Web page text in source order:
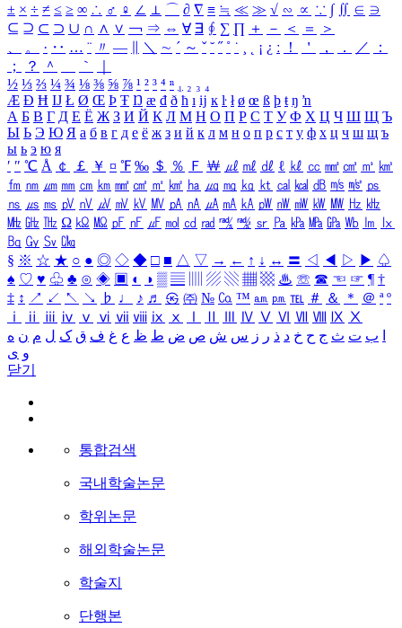
± × ÷ ≠ ≤ ≥ ∞ ∴ ♂ ♀ ∠ ⊥ ⌒ ∂ ∇ ≡ ≒ ≪ ≫ √ ∽ ∝ ∵ ∫ ∬ ∈ ∋
⊆ ⊇ ⊂ ⊃ ∪ ∩ ∧ ∨ ￢ ⇒ ⇔ ∀ ∃ ∮ ∑ ∏ ＋ － ＜ ＝
＞
、
。 · ‥ … ¨ 〃 ― ＼ ∼ ´ ～ ˇ ˘ ˝ ˚ ˙ ¸ ¡ ¿ ː ！ ＇ ， ． ／
：
；
？ ＾ ｀
½ ⅓ ⅔ ¼ ¾ ⅛ ⅜ ⅝ ⅞ ¹ ² ³ ⁴ ⁿ ₁ ₂ ₃ ₄
Æ Ð Ħ Ĳ Ł Ø Œ Þ Ŧ Ŋ æ đ ð ħ ı ĳ ĸ ŀ ł ø œ ß þ ŧ ŋ ŉ
А Б В Г Д Е Ё Ж З И Й К Л М Н О П Р С Т У Ф Х Ц Ч Ш Щ Ъ
Ы Ь Э Ю Я а б в г д е ё ж з и й к л м н о п р с т у ф х ц ч ш щ ъ
ы ь э ю я
′ ″ ℃ Å ￠ ￡ ￥ ¤ ℉ ‰ ＄ ％ Ｆ ￦ ㎕ ㎖ ㎗ ℓ ㎘ ㏄ ㎣ ㎤ ㎥ ㎦
㎙ ㎚ ㎛ ㎜ ㎝ ㎞ ㎟ ㎠ ㎡ ㎢ ㏊ ㎍ ㎎ ㎏ ㏏ ㎈ ㎉ ㏈ ㎧ ㎨ ㎰
㎱ ㎲ ㎳ ㎴ ㎵ ㎶ ㎷ ㎸ ㎹ ㎀ ㎁ ㎂ ㎃ ㎄ ㎺ ㎻ ㎽ ㎾ ㎿ ㎐ ㎑
㎒ ㎓ ㎔ Ω ㏀ ㏁ ㎊ ㎋ ㎌ ㏖ ㏅ ㎭ ㎮ ㎯ ㏛ ㎩ ㎪ ㎫ ㎬ ㏝ ㏐
㏓
㏃ ㏉ ㏜ ㏆
§ ※ ☆ ★ ○ ● ◎ ◇ ◆ □ ■ △ ▽ → ← ↑ ↓ ↔ 〓 ◁ ◀ ▷ ▶ ♤
♠ ♡ ♥ ♧ ♣ ⊙ ◈ ▣ ◐ ◑ ▒ ▤ ▨ ▧ ▦ ▩ ♨ ☏ ☎ ☜ ☞ ¶ †
‡ ↕ ↗ ↙ ↖ ↘ ♭ ♩ ♪ ♬ ㉿ ㈜ № ㏇ ™ ㏂ ㏘ ℡ ＃ ＆ ＊ ＠ ª º
ⅰ
ⅱ ⅲ ⅳ ⅴ ⅵ ⅶ ⅷ ⅸ ⅹ Ⅳ Ⅴ Ⅵ Ⅶ Ⅷ Ⅸ Ⅹ
ب ت ث ج ح خ د ذ ر ز س ش ص ض ط ظ ع غ ف ق ک ل م ن ه
و ی
닫기
통합검색
국내학술논문
학위논문
해외학술논문
학술지
단행본